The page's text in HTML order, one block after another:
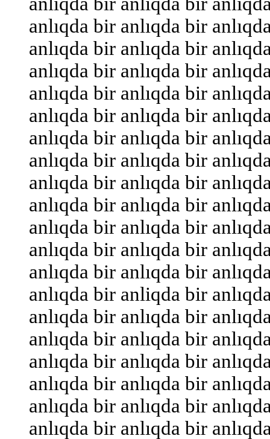
anlıqda bir anlıqda bir
anlıqda bir anlıqda bir
anlıqda bir anlıqda bir
anlıqda bir anlıqda bir
anlıqda bir anlıqda bir
anlıqda bir anlıqda bir
anlıqda bir anlıqda bir
anlıqda bir anlıqda bir
anlıqda bir anlıqda bir
anlıqda bir anlıqda bir
anlıqda bir anlıqda bir
anlıqda bir anlıqda bir
anlıqda bir anliqda bir
anlıqda bir anlıqda bir
anlıqda bir anlıqda bir
anlıqda bir anlıqda bir
anlıqda bir anlıqda bir
anlıqda bir anlıqda bir
anlıqda bir anlıqda bir